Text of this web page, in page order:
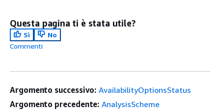
Questa pagina ti è stata utile?
Sì
No
Commenti
Argomento successivo: AvailabilityOptionsStatus
Argomento precedente: AnalysisScheme